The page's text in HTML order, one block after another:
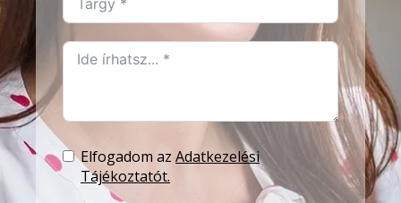
Elfogadom az Adatkezelési
Tájékoztatót.